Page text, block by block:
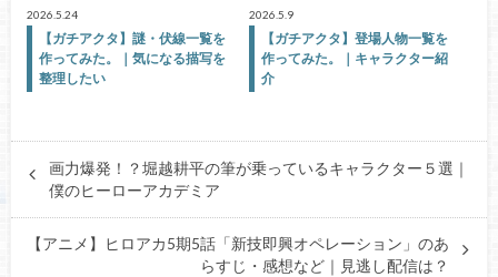
2026.5.24
【ガチアクタ】謎・伏線一覧を
作ってみた。｜気になる描写を
整理したい
2026.5.9
【ガチアクタ】登場人物一覧を
作ってみた。｜キャラクター紹
介
画力爆発！？堀越耕平の筆が乗っているキャラクター５選｜
僕のヒーローアカデミア
【アニメ】ヒロアカ5期5話「新技即興オペレーション」のあ
らすじ・感想など｜見逃し配信は？